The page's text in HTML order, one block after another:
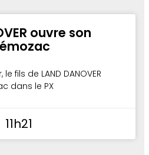
ouvre son
fils de LAND DANOVER
dans le PX
11h21